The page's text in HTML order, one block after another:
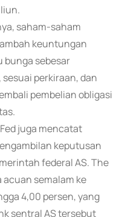
saham-saham
keuntungan
bunga sebesar
perkiraan, dan
pembelian obligasi
juga mencatat
keputusan
federal AS. The
semalam ke
4,00 persen, yang
sentral AS tersebut